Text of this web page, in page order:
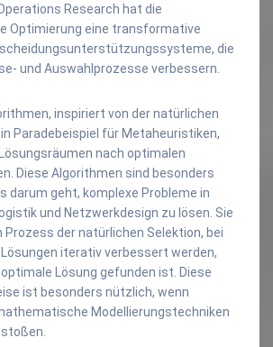
Research hat die
Optimierung eine transformative
die
und Auswahlprozesse verbessern.
inspiriert von der natürlichen
Paradebeispiel für Metaheuristiken,
nach optimalen
Diese Algorithmen sind besonders
darum geht, komplexe Probleme in
und Netzwerkdesign zu lösen. Sie
Prozess der natürlichen Selektion, bei
iterativ verbessert werden,
Lösung gefunden ist. Diese
ist besonders nützlich, wenn
Modellierungstechniken